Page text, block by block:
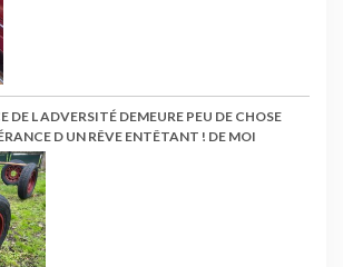
DE L ADVERSITÉ DEMEURE PEU DE CHOSE
D UN RÊVE ENTÊTANT ! DE MOI